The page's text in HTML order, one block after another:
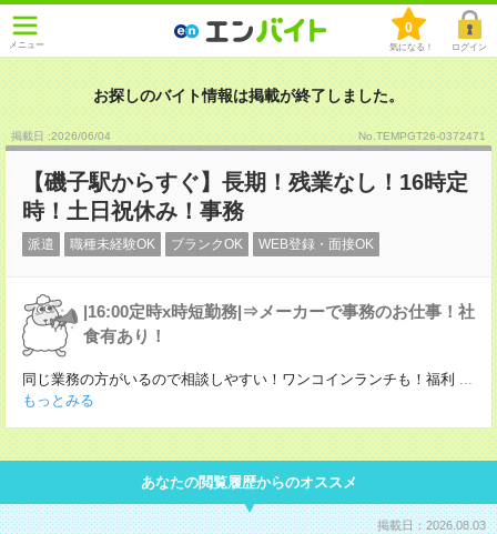
メニュー
0
気になる！ ログイン
お探しのバイト情報は掲載が終了しました。
掲載日 :2026/06/04 No.TEMPGT26-0372471
【磯子駅からすぐ】長期！残業なし！16時定
時！土日祝休み！事務
派遣 職種未経験OK ブランクOK WEB登録・面接OK
|16:00定時x時短勤務|⇒メーカーで事務のお仕事！社
食有あり！
同じ業務の方がいるので相談しやすい！ワンコインランチも！福利 ...
もっとみる
あなたの閲覧履歴からのオススメ
掲載日：2026.08.03